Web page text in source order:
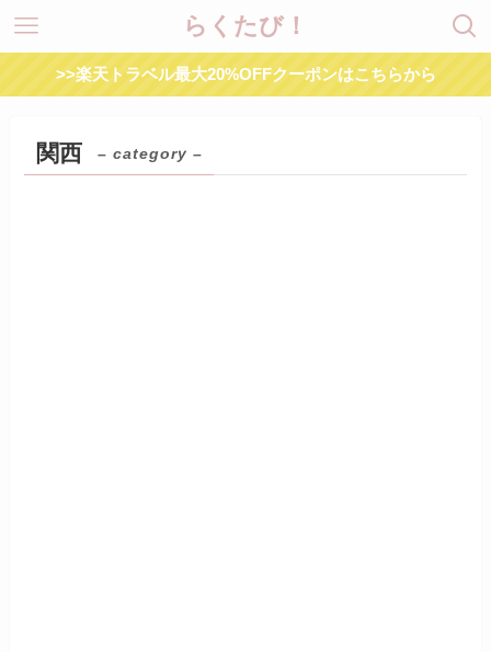
らくたび！
>>楽天トラベル最大20%OFFクーポンはこちらから
関西 – category –